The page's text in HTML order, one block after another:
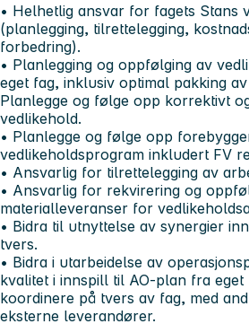
• Helhetlig ansvar for fagets Stans
(planlegging, tilrettelegging,
forbedring).
• Planlegging og oppfølging av
eget fag, inklusiv optimal pakking
Planlegge og følge opp korrektivt
vedlikehold.
• Planlegge og følge opp
vedlikeholdsprogram inkludert FV
• Ansvarlig for tilrettelegging av
• Ansvarlig for rekvirering og
materialleveranser for
• Bidra til utnyttelse av synergier
tvers.
• Bidra i utarbeidelse av
kvalitet i innspill til AO-plan fra eget
koordinere på tvers av fag, med
eksterne leverandører.